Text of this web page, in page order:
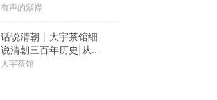
有声的紫襟
话说清朝丨大宇茶馆细
说清朝三百年历史|从努
尔哈赤到末代皇帝溥仪|
大宇茶馆